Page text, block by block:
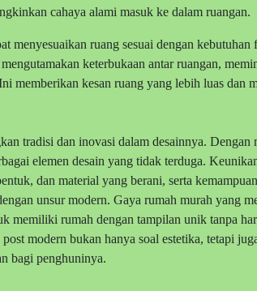
cahaya alami masuk ke dalam ruangan.
menyesuaikan ruang sesuai dengan kebutuhan
keterbukaan antar ruangan,
memberikan kesan ruang yang lebih luas dan
tradisi dan inovasi dalam desainnya. Dengan
elemen desain yang tidak terduga.
dan material yang berani, serta
unsur modern. Gaya rumah murah yang
memiliki rumah dengan tampilan unik tanpa
modern bukan hanya soal estetika, tetapi
bagi penghuninya.